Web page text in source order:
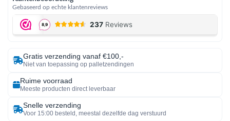
Gebaseerd op echte klantenreviews
Gratis verzending vanaf €100,-
Niet van toepassing op palletzendingen
Ruime voorraad
Meeste producten direct leverbaar
Snelle verzending
Voor 15:00 besteld, meestal dezelfde dag verstuurd